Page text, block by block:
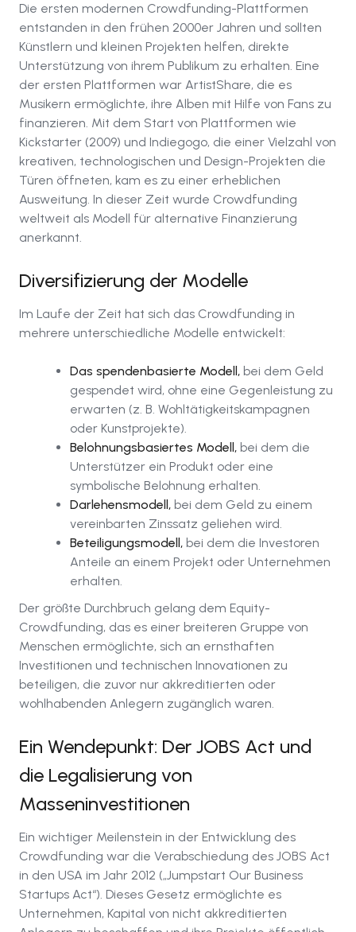
Die ersten modernen Crowdfunding-Plattformen
entstanden in den frühen 2000er Jahren und sollten
Künstlern und kleinen Projekten helfen, direkte
Unterstützung von ihrem Publikum zu erhalten. Eine
der ersten Plattformen war ArtistShare, die es
Musikern ermöglichte, ihre Alben mit Hilfe von Fans zu
finanzieren. Mit dem Start von Plattformen wie
Kickstarter (2009) und Indiegogo, die einer Vielzahl von
kreativen, technologischen und Design-Projekten die
Türen öffneten, kam es zu einer erheblichen
Ausweitung. In dieser Zeit wurde Crowdfunding
weltweit als Modell für alternative Finanzierung
anerkannt.
Diversifizierung der Modelle
Im Laufe der Zeit hat sich das Crowdfunding in
mehrere unterschiedliche Modelle entwickelt:
Das spendenbasierte Modell, bei dem Geld
gespendet wird, ohne eine Gegenleistung zu
erwarten (z. B. Wohltätigkeitskampagnen
oder Kunstprojekte).
Belohnungsbasiertes Modell, bei dem die
Unterstützer ein Produkt oder eine
symbolische Belohnung erhalten.
Darlehensmodell, bei dem Geld zu einem
vereinbarten Zinssatz geliehen wird.
Beteiligungsmodell, bei dem die Investoren
Anteile an einem Projekt oder Unternehmen
erhalten.
Der größte Durchbruch gelang dem Equity-
Crowdfunding, das es einer breiteren Gruppe von
Menschen ermöglichte, sich an ernsthaften
Investitionen und technischen Innovationen zu
beteiligen, die zuvor nur akkreditierten oder
wohlhabenden Anlegern zugänglich waren.
Ein Wendepunkt: Der JOBS Act und
die Legalisierung von
Masseninvestitionen
Ein wichtiger Meilenstein in der Entwicklung des
Crowdfunding war die Verabschiedung des JOBS Act
in den USA im Jahr 2012 („Jumpstart Our Business
Startups Act“). Dieses Gesetz ermöglichte es
Unternehmen, Kapital von nicht akkreditierten